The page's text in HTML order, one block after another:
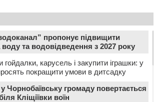
пропонує підвищити
та водовідведення з 2027 року
гойдалки, карусель і закупити іграшки: у
покращити умови в дитсадку
Чорнобаївську громаду повертається
Кліщіївки воїн